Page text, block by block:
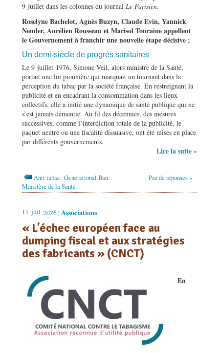
9 juillet dans les colonnes du journal Le Parisien.
Roselyne Bachelot, Agnès Buzyn, Claude Evin, Yannick
Neuder, Aurélien Rousseau et Marisol Touraine appellent
le Gouvernement à franchir une nouvelle étape décisive ;
Un demi-siècle de progrès sanitaires
Le 9 juillet 1976, Simone Veil, alors ministre de la Santé,
portait une loi pionnière qui marquait un tournant dans la
perception du tabac par la société française. En restreignant la
publicité et en encadrant la consommation dans les lieux
collectifs, elle a initié une dynamique de santé publique qui ne
s’est jamais démentie. Au fil des décennies, des mesures
successives, comme l’interdiction totale de la publicité, le
paquet neutre ou une fiscalité dissuasive, ont été mises en place
par différents gouvernements.
Lire la suite »
Pas de réponses »
Anti tabac, Generational Ban,
Ministère de la Santé
11 juil 2026 | Associations
« L’échec européen face au
dumping fiscal et aux stratégies
des fabricants » (CNCT)
En